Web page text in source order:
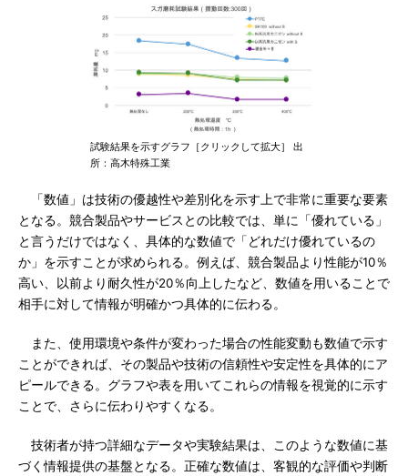
試験結果を示すグラフ［クリックして拡大］ 出
所：高木特殊工業
「数値」は技術の優越性や差別化を示す上で非常に重要な要素
となる。競合製品やサービスとの比較では、単に「優れている」
と言うだけではなく、具体的な数値で「どれだけ優れているの
か」を示すことが求められる。例えば、競合製品より性能が10％
高い、以前より耐久性が20％向上したなど、数値を用いることで
相手に対して情報が明確かつ具体的に伝わる。
また、使用環境や条件が変わった場合の性能変動も数値で示す
ことができれば、その製品や技術の信頼性や安定性を具体的にア
ピールできる。グラフや表を用いてこれらの情報を視覚的に示す
ことで、さらに伝わりやすくなる。
技術者が持つ詳細なデータや実験結果は、このような数値に基
づく情報提供の基盤となる。正確な数値は、客観的な評価や判断